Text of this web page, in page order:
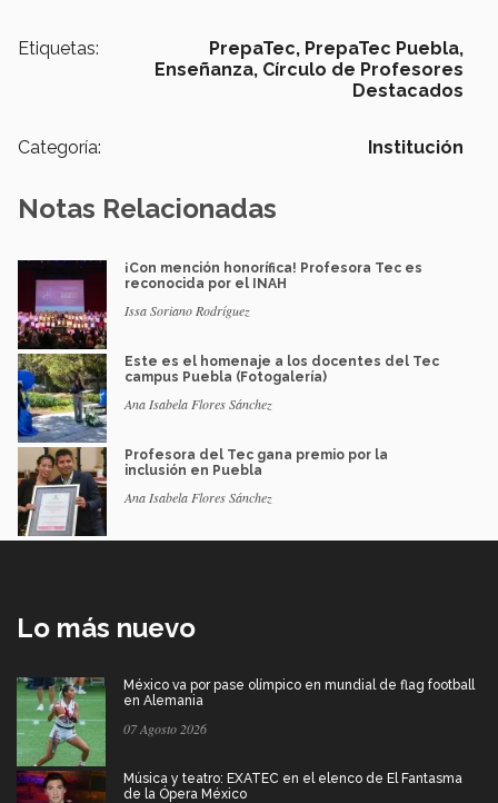
Etiquetas: PrepaTec, PrepaTec Puebla,
Enseñanza, Círculo de Profesores
Destacados
Categoría: Institución
Notas Relacionadas
¡Con mención honorífica! Profesora Tec es
reconocida por el INAH
Issa Soriano Rodríguez
Este es el homenaje a los docentes del Tec
campus Puebla (Fotogalería)
Ana Isabela Flores Sánchez
Profesora del Tec gana premio por la
inclusión en Puebla
Ana Isabela Flores Sánchez
Lo más nuevo
México va por pase olímpico en mundial de flag football
en Alemania
07 Agosto 2026
Música y teatro: EXATEC en el elenco de El Fantasma
de la Ópera México